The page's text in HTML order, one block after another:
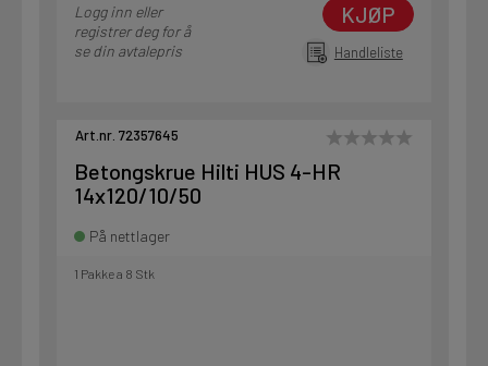
Logg inn eller
registrer deg for å
se din avtalepris
KJØP
Handleliste
Art.nr. 72357645
Betongskrue Hilti HUS 4-HR
14x120/10/50
På nettlager
1 Pakke a 8 Stk